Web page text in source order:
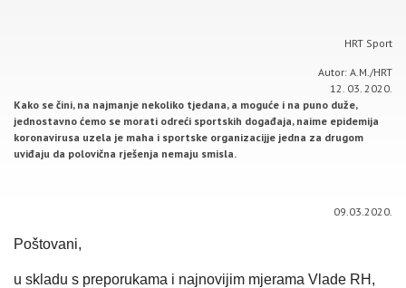
HRT Sport
Autor: A.M./HRT
12. 03. 2020.
Kako se čini, na najmanje nekoliko tjedana, a moguće i na puno duže,
jednostavno ćemo se morati odreći sportskih događaja, naime epidemija
koronavirusa uzela je maha i sportske organizacijje jedna za drugom
uviđaju da polovična rješenja nemaju smisla.
09.03.2020.
Poštovani,
u skladu s preporukama i najnovijim mjerama Vlade RH,